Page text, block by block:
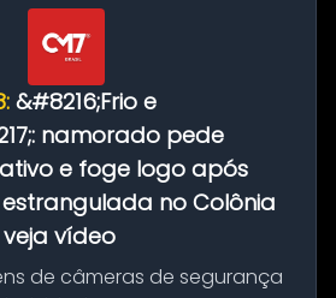
&#8216;Frio e
namorado pede
e foge logo após
no Colônia
veja vídeo
de câmeras de segurança